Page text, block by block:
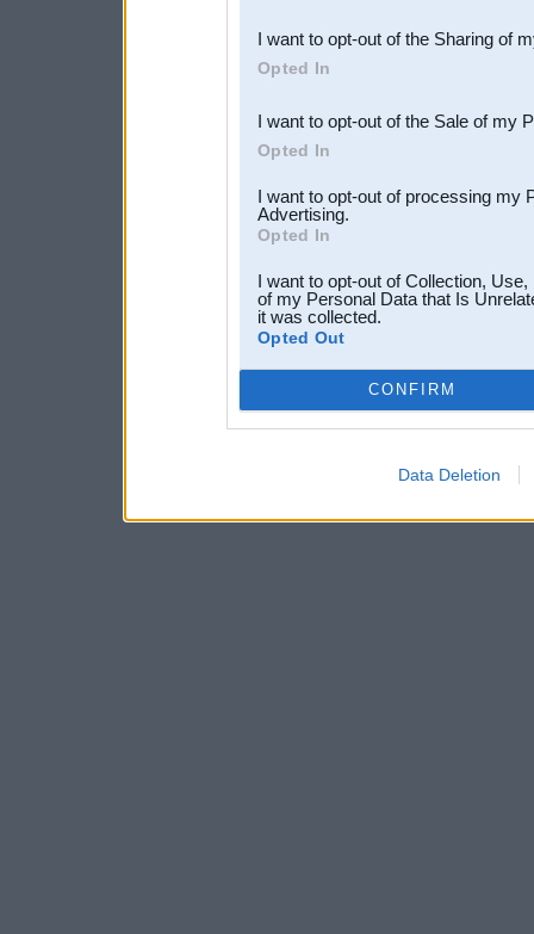
Downstream Participants
third parties.
I want to opt-out of the Sharing of
Opted In
I want to opt-out of the Sale of my
Opted In
I want to opt-out of processing my
Advertising.
Opted In
I want to opt-out of Collection,
of my Personal Data that Is
it was collected.
Opted Out
CONFIRM
Data Deletion